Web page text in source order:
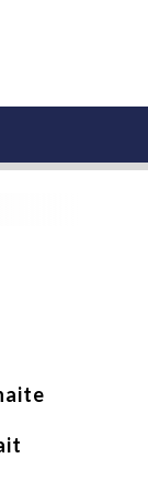
Loire Tourisme
en